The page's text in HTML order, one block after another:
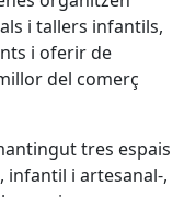
i tallers infantils,
i oferir de
del comerç
tres espais
infantil i artesanal-,